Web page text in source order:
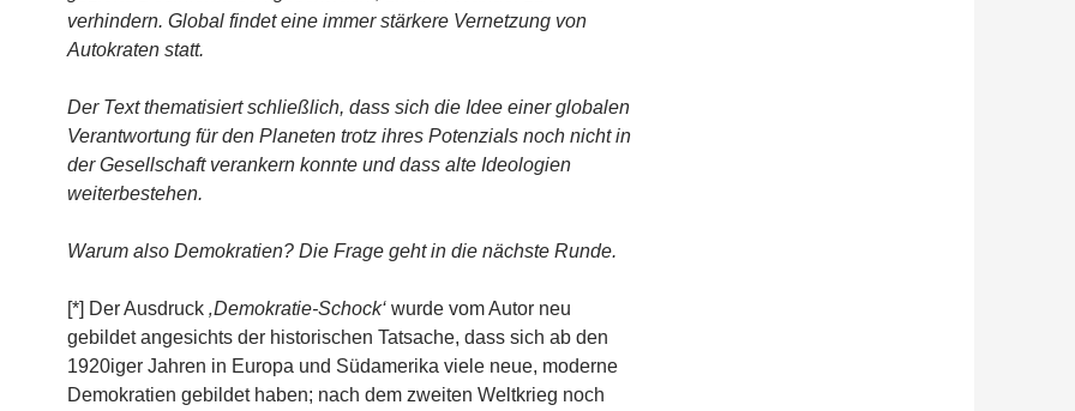
verhindern. Global findet eine immer stärkere Vernetzung von
Autokraten statt.
Der Text thematisiert schließlich, dass sich die Idee einer globalen
Verantwortung für den Planeten trotz ihres Potenzials noch nicht in
der Gesellschaft verankern konnte und dass alte Ideologien
weiterbestehen.
Warum also Demokratien? Die Frage geht in die nächste Runde.
[*] Der Ausdruck ‚Demokratie-Schock‘ wurde vom Autor neu
gebildet angesichts der historischen Tatsache, dass sich ab den
1920iger Jahren in Europa und Südamerika viele neue, moderne
Demokratien gebildet haben; nach dem zweiten Weltkrieg noch